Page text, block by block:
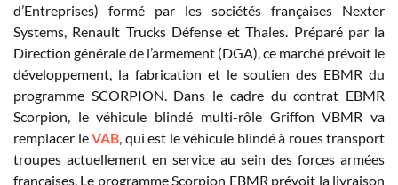
d’Entreprises) formé par les sociétés françaises Nexter
Systems, Renault Trucks Défense et Thales. Préparé par la
Direction générale de l’armement (DGA), ce marché prévoit le
développement, la fabrication et le soutien des EBMR du
programme SCORPION. Dans le cadre du contrat EBMR
Scorpion, le véhicule blindé multi-rôle Griffon VBMR va
remplacer leVAB , qui est le véhicule blindé à roues transport
troupes actuellement en service au sein des forces armées
françaises. Le programme Scorpion EBMR prévoit la livraison